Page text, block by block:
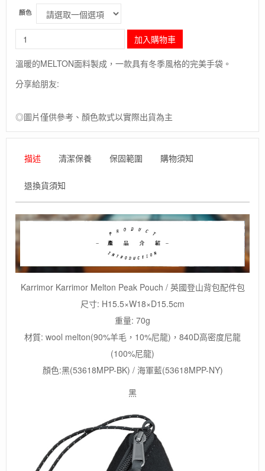
顏色
毛
象-
英
國
Melton
Peak
Pouch
山
背
包
配
件
包/
質
感
羊
包/
加入購物車
溫暖的MELTON面料製成，一款具有冬季風格的完美手袋。
分享給朋友:
◎圖片僅供參考、顏色款式以實際出貨為主
描述 清潔保養 保固範圍 購物須知
退換貨須知
Karrimor Karrimor Melton Peak Pouch / 英國登山背包配件包
尺寸: H15.5×W18×D15.5cm
重量: 70g
材質: wool melton(90%羊毛，10%尼龍)，840D高密度尼龍
(100%尼龍)
顏色:黑(53618MPP-BK) / 海軍藍(53618MPP-NY)
黑